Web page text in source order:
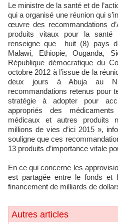
Le ministre de la santé et de
qui a organisé une réunion qui
œuvre des recommandations
produits vitaux pour la
renseigne que huit (8) pays
Malawi, Ethiopie, Ouganda,
République démocratique du
octobre 2012 à l’issue de la
deux jours à Abuja au
recommandations retenus pour
stratégie à adopter pour
appropriés des
médicaux et autres produits
millions de vies d’ici 2015 »,
souligne que ces
13 produits d’importance vitale
En ce qui concerne les
est partagée entre le fonds et
financement de milliards de
Autres articles